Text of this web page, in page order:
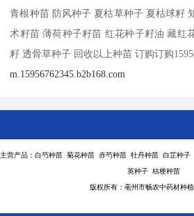
青根种苗 防风种子 夏枯草种子 夏枯球籽
术籽苗 薄荷种子籽苗 红花种子籽油 藏红
籽 透骨草种子 回收以上种苗 订购订购
m.15956762345.b2b168.com
主营产品：白芍种苗 菊花种苗 赤芍种苗 牡丹种苗 白芷种
英种子 桔梗种苗
版权所有：亳州市畅农中药材种